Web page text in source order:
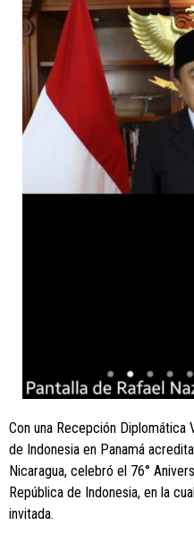
Con una Recepción Diplomática
de Indonesia en Panamá
Nicaragua, celebró el 76°
República de Indonesia, en la
invitada.